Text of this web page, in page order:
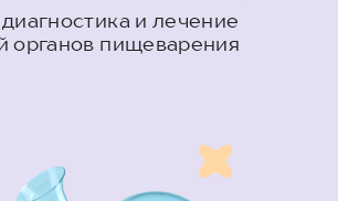
и лечение
органов пищеварения